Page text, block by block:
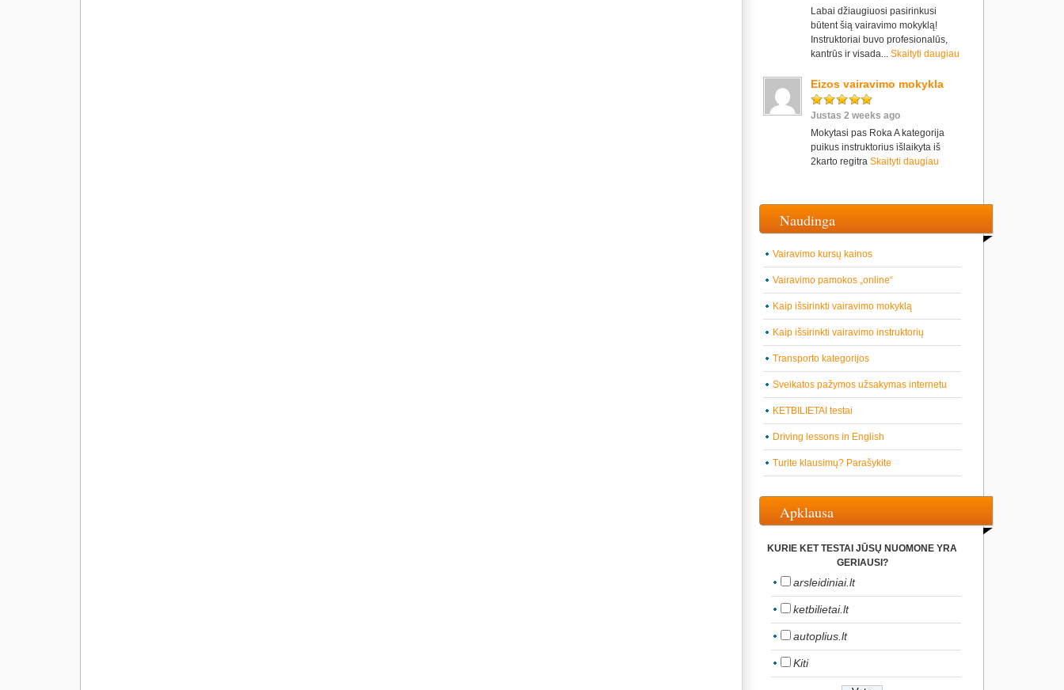
Labai džiaugiuosi pasirinkusi
būtent šią vairavimo mokyklą!
Instruktoriai buvo profesionalūs,
kantrūs ir visada... Skaityti daugiau
Eizos vairavimo mokykla
Justas 2 weeks ago
Mokytasi pas Roka A kategorija
puikus instruktorius išlaikyta iš
2karto regitra Skaityti daugiau
Naudinga
Vairavimo kursų kainos
Vairavimo pamokos „online“
Kaip išsirinkti vairavimo mokyklą
Kaip išsirinkti vairavimo instruktorių
Transporto kategorijos
Sveikatos pažymos užsakymas internetu
KETBILIETAI testai
Driving lessons in English
Turite klausimų? Parašykite
Apklausa
KURIE KET TESTAI JŪSŲ NUOMONE YRA
GERIAUSI?
arsleidiniai.lt
ketbilietai.lt
autoplius.lt
Kiti